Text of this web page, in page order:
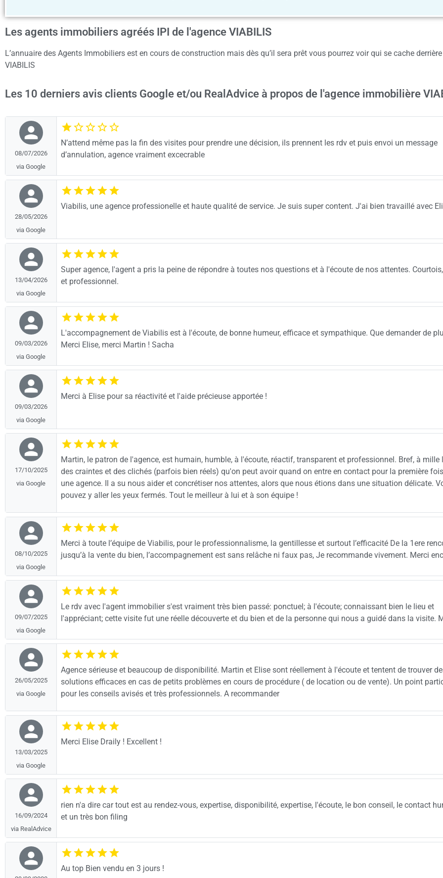
Les agents immobiliers agréés IPI de l'agence VIABILIS
L’annuaire des Agents Immobiliers est en cours de construction mais dès qu’il sera prêt vous pourrez voir qui se cache derrière
VIABILIS
Les 10 derniers avis clients Google et/ou RealAdvice à propos de l'agence immobilière
08/07/2026
via Google
N’attend même pas la fin des visites pour prendre une décision, ils prennent les rdv et puis envoi un message
d’annulation, agence vraiment excecrable
28/05/2026
via Google
Viabilis, une agence professionelle et haute qualité de service. Je suis super content. J'ai bien travaillé avec
13/04/2026
via Google
Super agence, l'agent a pris la peine de répondre à toutes nos questions et à l'écoute de nos attentes.
et professionnel.
09/03/2026
via Google
L'accompagnement de Viabilis est à l'écoute, de bonne humeur, efficace et sympathique. Que demander de
Merci Elise, merci Martin ! Sacha
09/03/2026
via Google
Merci à Elise pour sa réactivité et l'aide précieuse apportée !
17/10/2025
via Google
Martin, le patron de l'agence, est humain, humble, à l'écoute, réactif, transparent et professionnel. Bref, à mille
des craintes et des clichés (parfois bien réels) qu'on peut avoir quand on entre en contact pour la première
une agence. Il a su nous aider et concrétiser nos attentes, alors que nous étions dans une situation délicate.
pouvez y aller les yeux fermés. Tout le meilleur à lui et à son équipe !
08/10/2025
via Google
Merci à toute l’équipe de Viabilis, pour le professionnalisme, la gentillesse et surtout l’efficacité De la 1ere
jusqu’à la vente du bien, l’accompagnement est sans relâche ni faux pas, Je recommande vivement. Merci
09/07/2025
via Google
Le rdv avec l'agent immobilier s'est vraiment très bien passé: ponctuel; à l'écoute; connaissant bien le lieu et
l'appréciant; cette visite fut une réelle découverte et du bien et de la personne qui nous a guidé dans la visite.
26/05/2025
via Google
Agence sérieuse et beaucoup de disponibilité. Martin et Elise sont réellement à l'écoute et tentent de trouver
solutions efficaces en cas de petits problèmes en cours de procédure ( de location ou de vente). Un point
pour les conseils avisés et très professionnels. A recommander
13/03/2025
via Google
Merci Elise Draily ! Excellent !
16/09/2024
via RealAdvice
rien n'a dire car tout est au rendez-vous, expertise, disponibilité, expertise, l'écoute, le bon conseil, le contact
et un très bon filing
Au top Bien vendu en 3 jours !